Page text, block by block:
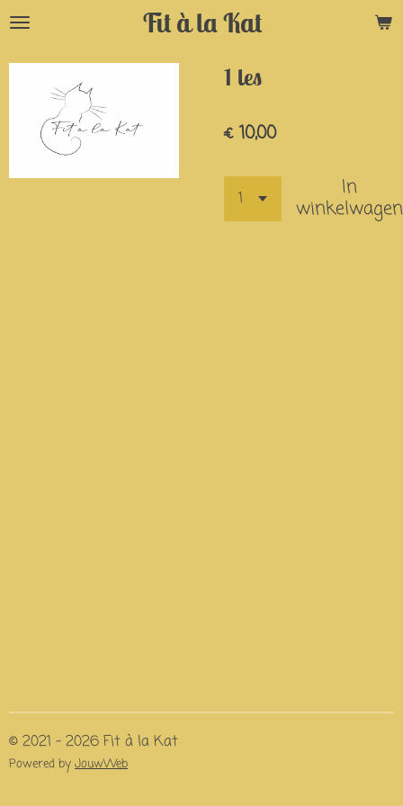
Ga
naar
hoofdinhoud
Fit à la Kat
1 les
€ 10,00
In
winkelwagen
© 2021 - 2026 Fit à la Kat
Powered by JouwWeb